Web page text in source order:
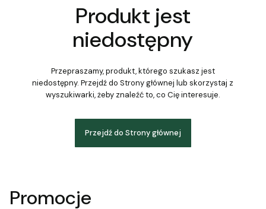
Produkt jest
niedostępny
Przepraszamy, produkt, którego szukasz jest
niedostępny. Przejdź do Strony głównej lub skorzystaj z
wyszukiwarki, żeby znaleźć to, co Cię interesuje.
Przejdź do Strony głównej
Promocje